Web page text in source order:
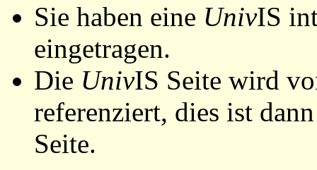
Sie haben eine UnivIS
eingetragen.
Die UnivIS Seite wird
referenziert, dies ist
Seite.